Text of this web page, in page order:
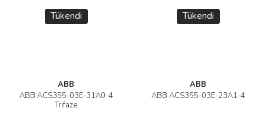
Tükendi
ABB
ABB ACS355-03E-31A0-4
Trifaze
Tükendi
ABB
ABB ACS355-03E-23A1-4